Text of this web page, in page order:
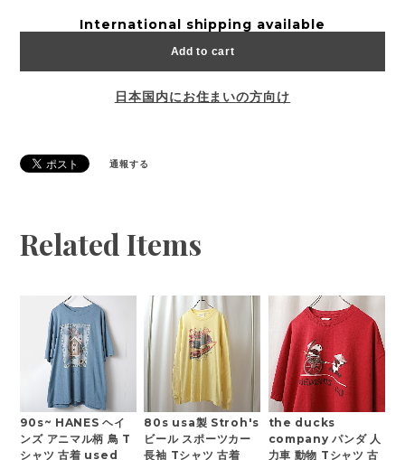
International shipping available
Add to cart
日本国内にお住まいの方向け
通報する
Related Items
90s~ HANES ヘイ
ンズ アニマル柄 鳥 T
シャツ 古着 used
80s usa製 Stroh's
ビール スポーツカー
長袖 Tシャツ 古着
the ducks
company パンダ 人
力車 動物 Tシャツ 古